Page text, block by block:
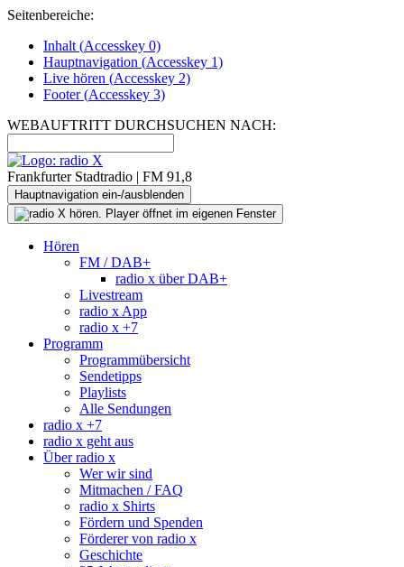
Seitenbereiche:
Inhalt (Accesskey 0)
Hauptnavigation (Accesskey 1)
Live hören (Accesskey 2)
Footer(Accesskey 3)
WEBAUFTRITT DURCHSUCHEN NACH:
Frankfurter Stadtradio | FM 91,8
Hauptnavigation ein-/ausblenden
Hören
FM / DAB+
radio x über DAB+
Livestream
radio x App
radio x +7
Programm
Programmübersicht
Sendetipps
Playlists
Alle Sendungen
radio x +7
radio x geht aus
Über radio x
Wer wir sind
Mitmachen / FAQ
radio x Shirts
Fördern und Spenden
Förderer von radio x
Geschichte